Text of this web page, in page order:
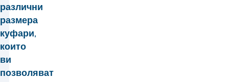
различни
размера
куфари,
които
ви
позволяват